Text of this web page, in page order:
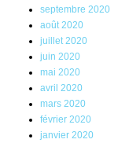
septembre 2020
août 2020
juillet 2020
juin 2020
mai 2020
avril 2020
mars 2020
février 2020
janvier 2020